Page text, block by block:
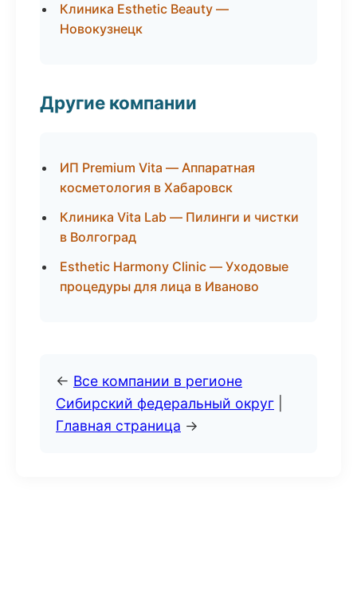
Клиника Esthetic Beauty —
Новокузнецк
Другие компании
ИП Premium Vita — Аппаратная
косметология в Хабаровск
Клиника Vita Lab — Пилинги и чистки
в Волгоград
Esthetic Harmony Clinic — Уходовые
процедуры для лица в Иваново
← Все компании в регионе
Сибирский федеральный округ
Главная страница →